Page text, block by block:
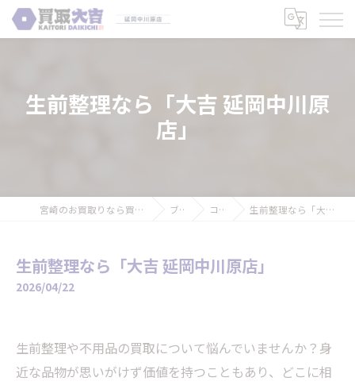
生前整理なら「大吉 延岡中川原
店」
宮崎のお買取りなら買取大吉 延岡中川原店 ブログ コラム 生前整理なら「大吉 延岡中川原店」
生前整理なら「大吉 延岡中川原店」
2026/04/22
生前整理や不用品の買取について悩んでいませんか？身
近な品物が思いがけず価値を持つこともあり、どこに相